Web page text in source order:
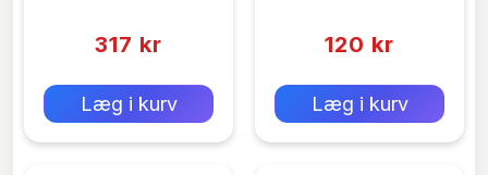
317 kr
Læg i kurv
120 kr
Læg i kurv